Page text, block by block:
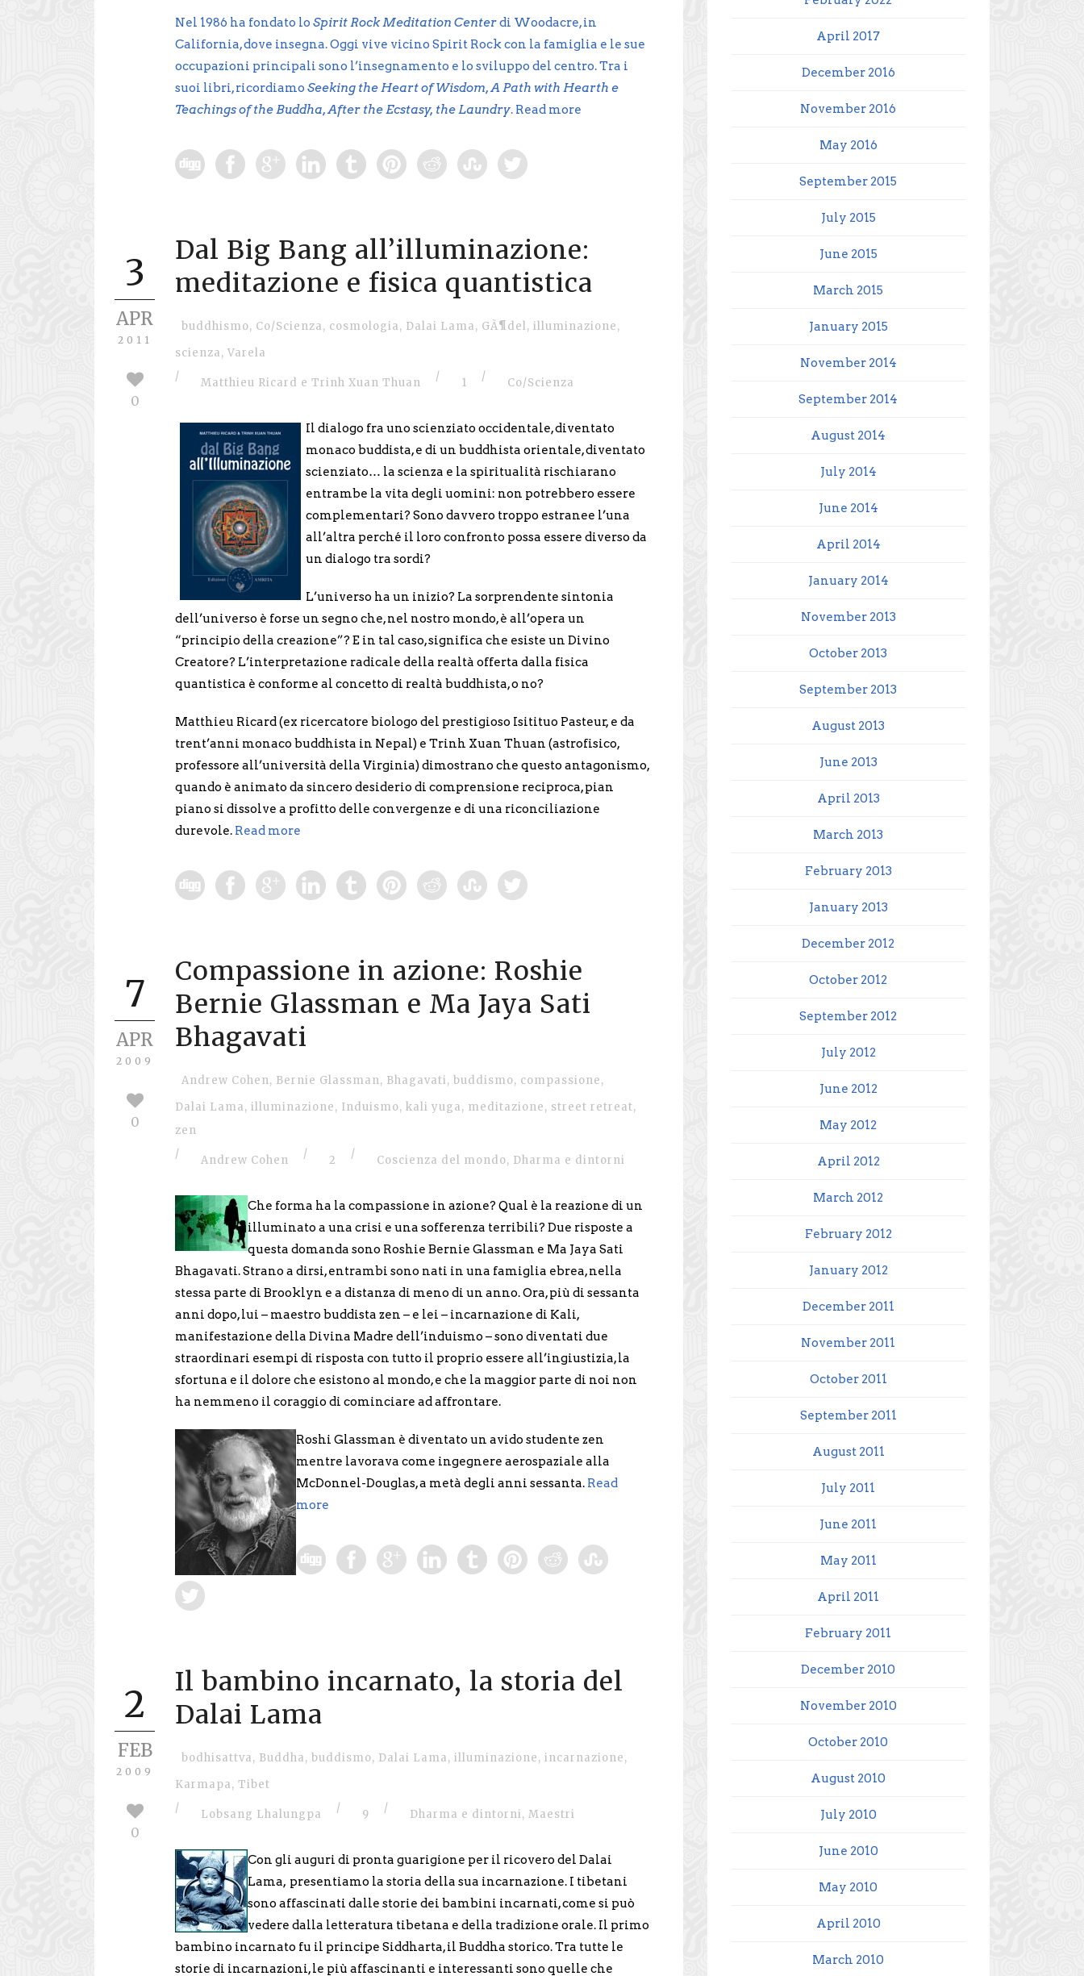
Nel 1986 ha fondato lo Spirit Rock Meditation Centerdi Woodacre, in
California, dove insegna. Oggi vive vicino Spirit Rock con la famiglia e le sue
occupazioni principali sono l’insegnamento e lo sviluppo del centro. Tra i
suoi libri, ricordiamo Seeking the Heart of Wisdom, A Path with Hearth e
Teachings of the Buddha, After the Ecstasy, the Laundry. Read more
3
APR
2011
0
Dal Big Bang all’illuminazione:
meditazione e fisica quantistica
buddhismo, Co/Scienza, cosmologia, Dalai Lama, GÃ¶del, illuminazione,
scienza, Varela
/
Matthieu Ricard e Trinh Xuan Thuan / 1 / Co/Scienza
Il dialogo fra uno scienziato occidentale, diventato
monaco buddista, e di un buddhista orientale, diventato
scienziato… la scienza e la spiritualità rischiarano
entrambe la vita degli uomini: non potrebbero essere
complementari? Sono davvero troppo estranee l’una
all’altra perché il loro confronto possa essere diverso da
un dialogo tra sordi?
L’universo ha un inizio? La sorprendente sintonia
dell’universo è forse un segno che, nel nostro mondo, è all’opera un
“principio della creazione”? E in tal caso, significa che esiste un Divino
Creatore? L’interpretazione radicale della realtà offerta dalla fisica
quantistica è conforme al concetto di realtà buddhista, o no?
Matthieu Ricard (ex ricercatore biologo del prestigioso Isitituo Pasteur, e da
trent’anni monaco buddhista in Nepal) e Trinh Xuan Thuan (astrofisico,
professore all’università della Virginia) dimostrano che questo antagonismo,
quando è animato da sincero desiderio di comprensione reciproca, pian
piano si dissolve a profitto delle convergenze e di una riconciliazione
durevole. Read more
7
APR
2009
0
Compassione in azione: Roshie
Bernie Glassman e Ma Jaya Sati
Bhagavati
Andrew Cohen, Bernie Glassman, Bhagavati, buddismo, compassione,
Dalai Lama, illuminazione, Induismo, kali yuga, meditazione, street retreat,
zen
/
Andrew Cohen / 2 / Coscienza del mondo, Dharma e dintorni
Che forma ha la compassione in azione? Qual è la reazione di un
illuminato a una crisi e una sofferenza terribili? Due risposte a
questa domanda sono Roshie Bernie Glassman e Ma Jaya Sati
Bhagavati. Strano a dirsi, entrambi sono nati in una famiglia ebrea, nella
stessa parte di Brooklyn e a distanza di meno di un anno. Ora, più di sessanta
anni dopo, lui – maestro buddista zen – e lei – incarnazione di Kali,
manifestazione della Divina Madre dell’induismo – sono diventati due
straordinari esempi di risposta con tutto il proprio essere all’ingiustizia, la
sfortuna e il dolore che esistono al mondo, e che la maggior parte di noi non
ha nemmeno il coraggio di cominciare ad affrontare.
Roshi Glassman è diventato un avido studente zen
mentre lavorava come ingegnere aerospaziale alla
McDonnel-Douglas, a metà degli anni sessanta. Read
more
2
FEB
2009
0
Il bambino incarnato, la storia del
Dalai Lama
bodhisattva, Buddha, buddismo, Dalai Lama, illuminazione, incarnazione,
Karmapa, Tibet
/
Lobsang Lhalungpa / 9 / Dharma e dintorni, Maestri
Con gli auguri di pronta guarigione per il ricovero del Dalai
Lama, presentiamo la storia della sua incarnazione. I tibetani
sono affascinati dalle storie dei bambini incarnati, come si può
vedere dalla letteratura tibetana e della tradizione orale. Il primo
bambino incarnato fu il principe Siddharta, il Buddha storico. Tra tutte le
storie di incarnazioni, le più affascinanti e interessanti sono quelle che
April 2017
December 2016
November 2016
May 2016
September 2015
July 2015
June 2015
March 2015
January 2015
November 2014
September 2014
August 2014
July 2014
June 2014
April 2014
January 2014
November 2013
October 2013
September 2013
August 2013
June 2013
April 2013
March 2013
February 2013
January 2013
December 2012
October 2012
September 2012
July 2012
June 2012
May 2012
April 2012
March 2012
February 2012
January 2012
December 2011
November 2011
October 2011
September 2011
August 2011
July 2011
June 2011
May 2011
April 2011
February 2011
December 2010
November 2010
October 2010
August 2010
July 2010
June 2010
May 2010
April 2010
March 2010